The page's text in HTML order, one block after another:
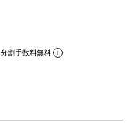
割手数料無料